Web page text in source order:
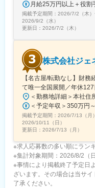
掲載予定期間： 2026/7/2（木）
2026/9/2（水）
更新日： 2026/7/2（木）
株式会社ジェ
【名古屋/転勤なし】財
て唯一全国展開／年休
掲載予定期間： 2026/7/13（月）
2026/10/11（日）
更新日： 2026/7/13（月）
※求人応募数の多い順にラン
※集計対象期間：2026/8/2（
※事情により掲載終了予定日
ざいます。その場合は当サ
了承ください。